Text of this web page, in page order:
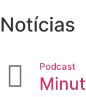
Notícias
Podcast